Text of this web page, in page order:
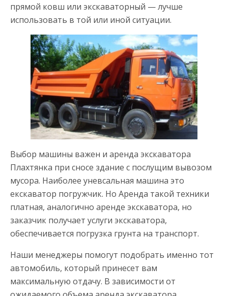
прямой ковш или экскаваторный — лучше
использовать в той или иной ситуации.
Выбор машины важен и аренда экскаватора
Плахтянка при сносе здание с послущим вывозом
мусора. Наиболее уневсальная машина это
екскаватор погружчик. Но Аренда такой техники
платная, аналогично аренде экскаватора, но
заказчик получает услуги экскаватора,
обеспечивается погрузка грунта на транспорт.
Наши менеджеры помогут подобрать именно тот
автомобиль, который принесет вам
максимальную отдачу. В зависимости от